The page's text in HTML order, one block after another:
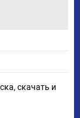
скачать и